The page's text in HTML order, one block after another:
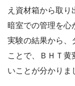
え資材箱から取り
暗室での管理を心
実験の結果から、
ことで、ＢＨＴ黄
いことが分かりま